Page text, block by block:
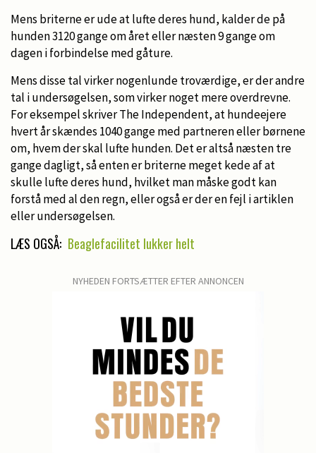
Mens briterne er ude at lufte deres hund, kalder de på
hunden 3120 gange om året eller næsten 9 gange om
dagen i forbindelse med gåture.
Mens disse tal virker nogenlunde troværdige, er der andre
tal i undersøgelsen, som virker noget mere overdrevne.
For eksempel skriver The Independent, at hundeejere
hvert år skændes 1040 gange med partneren eller børnene
om, hvem der skal lufte hunden. Det er altså næsten tre
gange dagligt, så enten er briterne meget kede af at
skulle lufte deres hund, hvilket man måske godt kan
forstå med al den regn, eller også er der en fejl i artiklen
eller undersøgelsen.
LÆS OGSÅ: Beaglefacilitet lukker helt
NYHEDEN FORTSÆTTER EFTER ANNONCEN